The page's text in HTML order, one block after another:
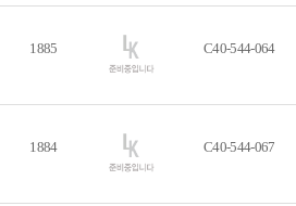
1885 C40-544-064
1884 C40-544-067